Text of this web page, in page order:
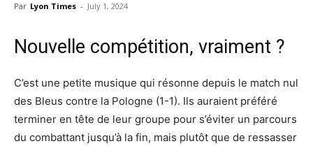
Par Lyon Times - July 1, 2024
Nouvelle compétition, vraiment ?
C’est une petite musique qui résonne depuis le match nul
des Bleus contre la Pologne (1-1). Ils auraient préféré
terminer en tête de leur groupe pour s’éviter un parcours
du combattant jusqu’à la fin, mais plutôt que de ressasser